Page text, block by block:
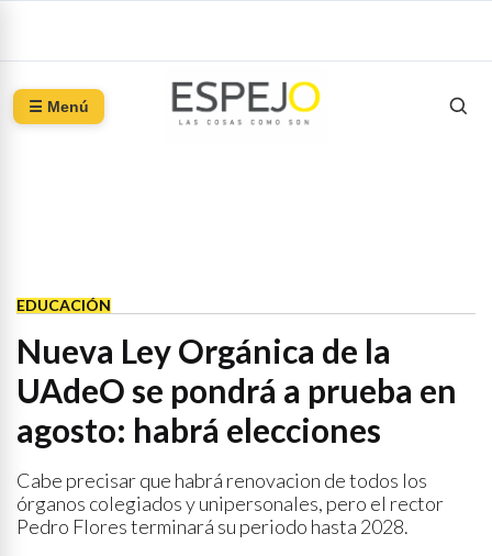
☰ Menú
EDUCACIÓN
Nueva Ley Orgánica de la
UAdeO se pondrá a prueba en
agosto: habrá elecciones
Cabe precisar que habrá renovacion de todos los
órganos colegiados y unipersonales, pero el rector
Pedro Flores terminará su periodo hasta 2028.